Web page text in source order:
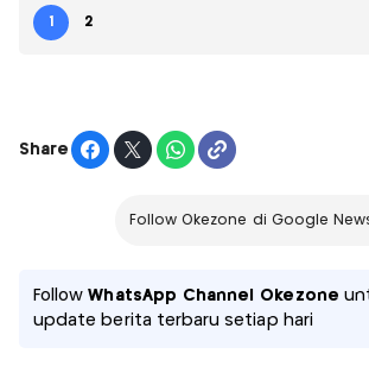
1 2
Share
Follow Okezone di Google
FollowWhatsApp Channel Okezone
update berita terbaru setiap hari